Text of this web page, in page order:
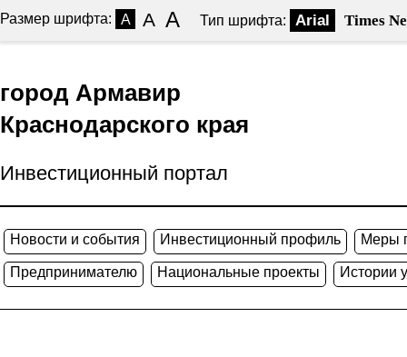
Размер шрифта: A A A Тип шрифта: Arial Times
город Армавир
Краснодарского края
Инвестиционный портал
Новости и события Инвестиционный профиль Меры
Предпринимателю Национальные проекты Истории